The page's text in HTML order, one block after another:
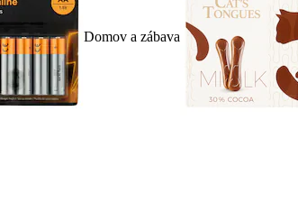
Domov a zábava